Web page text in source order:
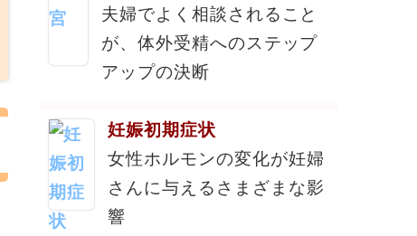
夫婦でよく相談されること
が、体外受精へのステップ
アップの決断
妊娠初期症状
女性ホルモンの変化が妊婦
さんに与えるさまざまな影
響